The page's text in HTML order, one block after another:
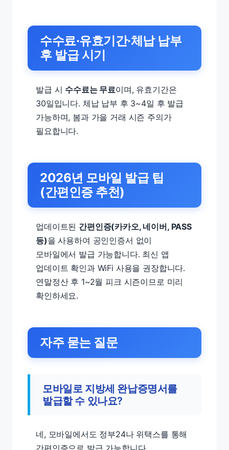
수수료·유효기간·체납 납부
후 발급 시기
발급 시 수수료는 무료이며, 유효기간은
30일입니다. 체납 납부 후 3~4일 후 발급
가능하며, 봄과 가을 거래 시즌 주의가
필요합니다.
2026년 모바일 발급 팁
(간편인증 추천)
업데이트된 간편인증(카카오, 네이버, PASS
등)을 사용하여 공인인증서 없이
모바일에서 발급 가능합니다. 최신 앱
업데이트 확인과 WiFi 사용을 권장합니다.
연말정산 후 1~2월 피크 시즌이므로 미리
확인하세요.
자주 묻는 질문
모바일로 지방세 완납증명서를
발급할 수 있나요?
네, 모바일에서도 정부24나 위택스를 통해
간편인증으로 발급 가능합니다.